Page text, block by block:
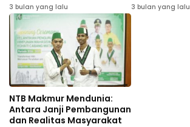
3 bulan yang lalu 3 bulan yang lalu
NTB Makmur Mendunia:
Antara Janji Pembangunan
dan Realitas Masyarakat